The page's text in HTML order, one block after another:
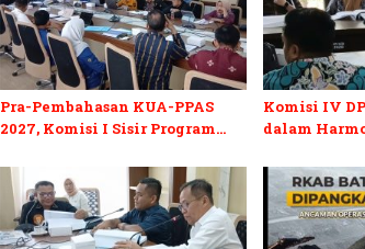
Pra-Pembahasan KUA-PPAS
2027, Komisi I Sisir Program
Komisi IV
dalam